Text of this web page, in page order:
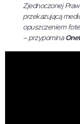
Zjednoczonej
przekazującą
opuszczeniem
– przypomina